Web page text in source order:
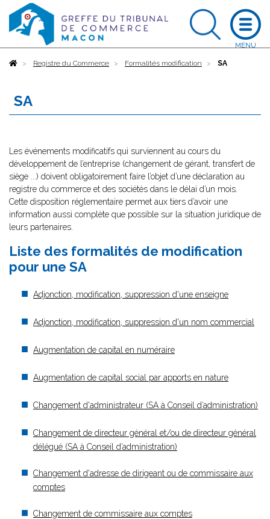
AccueilRegistre du Commerce Formalités modification SA
SA
Les événements modificatifs qui surviennent au cours du
développement de l’entreprise (changement de gérant, transfert de
siège ...) doivent obligatoirement faire l’objet d’une déclaration au
registre du commerce et des sociétés dans le délai d’un mois.
Cette disposition réglementaire permet aux tiers d’avoir une
information aussi complète que possible sur la situation juridique de
leurs partenaires.
Liste des formalités de modification
pour une SA
Adjonction, modification, suppression d'une enseigne
Adjonction, modification, suppression d'un nom commercial
Augmentation de capital en numéraire
Augmentation de capital social par apports en nature
Changement d'administrateur (SA à Conseil d’administration)
Changement de directeur général et/ou de directeur général
délégué (SA à Conseil d’administration)
Changement d'adresse de dirigeant ou de commissaire aux
comptes
Changement de commissaire aux comptes